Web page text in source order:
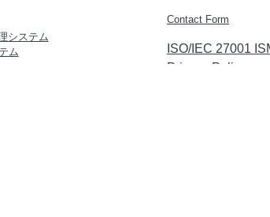
システム
ム
Contact Form
ISO/IEC 27001
Privacy Policy